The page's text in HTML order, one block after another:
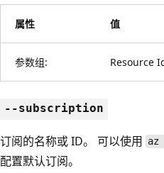
属性 值
参数组: Resource
--subscription
订阅的名称或 ID。 可以使用 az
配置默认订阅。